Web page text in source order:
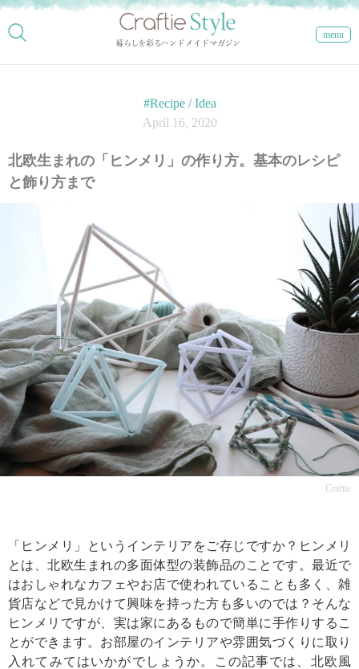
menu
#Recipe / Idea
April 16, 2020
北欧生まれの「ヒンメリ」の作り方。基本のレシピ
と飾り方まで
Craftie
「ヒンメリ」というインテリアをご存じですか？ヒンメリ
とは、北欧生まれの多面体型の装飾品のことです。最近で
はおしゃれなカフェやお店で使われていることも多く、雑
貨店などで見かけて興味を持った方も多いのでは？そんな
ヒンメリですが、実は家にあるもので簡単に手作りするこ
とができます。お部屋のインテリアや雰囲気づくりに取り
入れてみてはいかがでしょうか。この記事では、北欧風